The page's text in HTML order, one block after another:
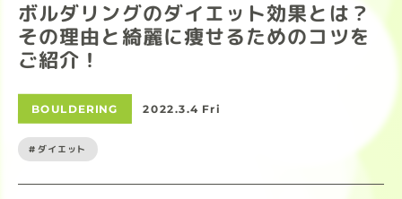
ボルダリングのダイエット効果とは？
その理由と綺麗に痩せるためのコツを
ご紹介！
BOULDERING 2022.3.4 Fri
#ダイエット